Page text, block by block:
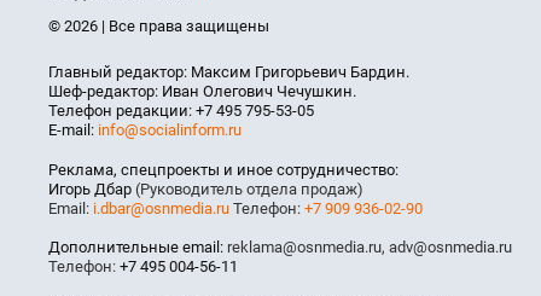
© 2026 | Все права защищены
Главный редактор: Максим Григорьевич Бардин.
Шеф-редактор: Иван Олегович Чечушкин.
Телефон редакции: +7 495 795-53-05
E-mail: info@socialinform.ru
Реклама, спецпроекты и иное сотрудничество:
Игорь Дбар (Руководитель отдела продаж)
Email: i.dbar@osnmedia.ru Телефон: +7 909 936-02-90
Дополнительные email: reklama@osnmedia.ru, adv@osnmedia.ru
Телефон: +7 495 004-56-11